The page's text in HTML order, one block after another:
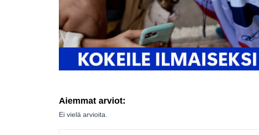
Aiemmat arviot:
Ei vielä arvioita.